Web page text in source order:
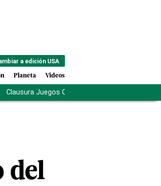
a edición USA
Planeta Videos
Clausura Juegos Centroamericanos
del